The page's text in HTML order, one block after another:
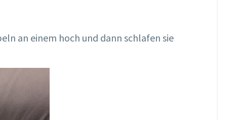
an einem hoch und dann schlafen sie